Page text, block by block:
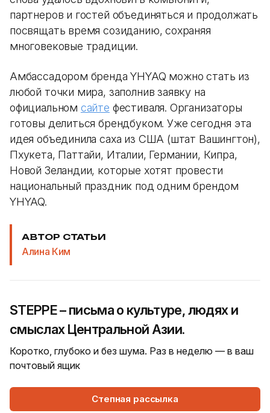
партнеров и гостей объединяться и продолжать
посвящать время созиданию, сохраняя
многовековые традиции.
Амбассадором бренда YHYAQ можно стать из
любой точки мира, заполнив заявку на
официальном сайте фестиваля. Организаторы
готовы делиться брендбуком. Уже сегодня эта
идея объединила саха из США (штат Вашингтон),
Пхукета, Паттайи, Италии, Германии, Кипра,
Новой Зеландии, которые хотят провести
национальный праздник под одним брендом
YHYAQ.
АВТОР СТАТЬИ
Алина Ким
STEPPE – письма о культуре, людях и
смыслах Центральной Азии.
Коротко, глубоко и без шума. Раз в неделю — в ваш
почтовый ящик
Степная рассылка